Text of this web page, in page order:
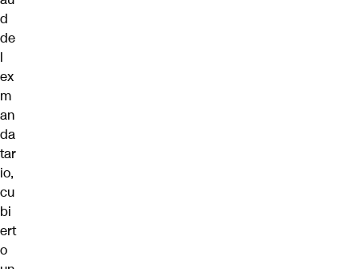
d
de
l
ex
m
an
da
tar
io,
cu
bi
ert
o